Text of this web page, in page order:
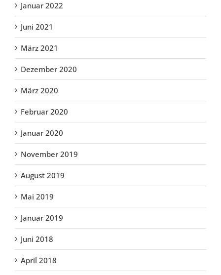
Januar 2022
Juni 2021
März 2021
Dezember 2020
März 2020
Februar 2020
Januar 2020
November 2019
August 2019
Mai 2019
Januar 2019
Juni 2018
April 2018